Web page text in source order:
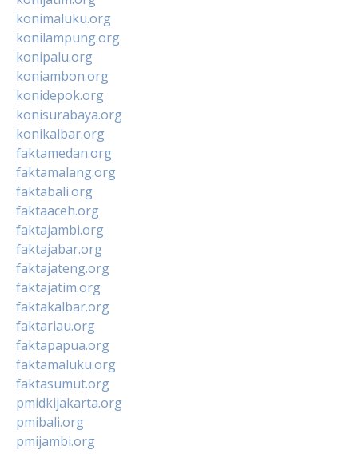
konimaluku.org
konilampung.org
konipalu.org
koniambon.org
konidepok.org
konisurabaya.org
konikalbar.org
faktamedan.org
faktamalang.org
faktabali.org
faktaaceh.org
faktajambi.org
faktajabar.org
faktajateng.org
faktajatim.org
faktakalbar.org
faktariau.org
faktapapua.org
faktamaluku.org
faktasumut.org
pmidkijakarta.org
pmibali.org
pmijambi.org